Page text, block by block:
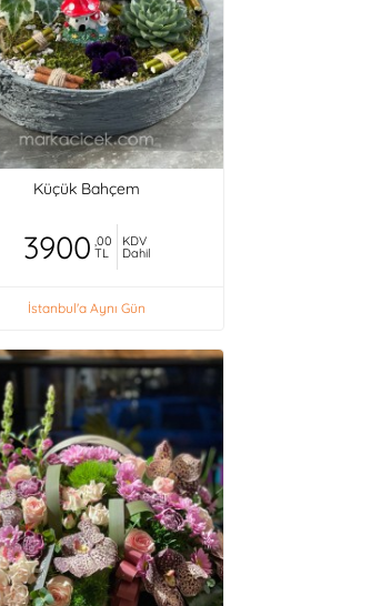
Küçük Bahçem
3900 ,00
TL
KDV
Dahil
İstanbul'a Aynı Gün